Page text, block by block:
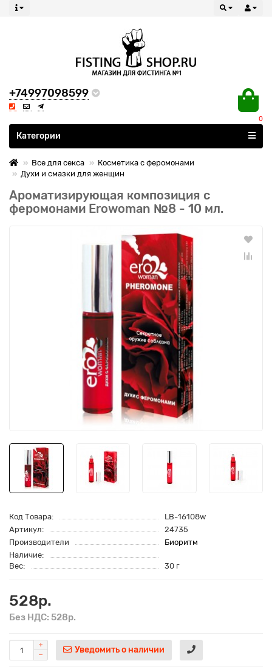
+74997098599
0
Все категории
Категории
Все для секса
Косметика с феромонами
Духи и смазки для женщин
Ароматизирующая композиция с
феромонами Erowoman №8 - 10 мл.
Код Товара:
LB-16108w
Артикул:
24735
Производители
Биоритм
Наличие:
Вес:
30 г
528р.
Без НДС: 528р.
Уведомить о наличии